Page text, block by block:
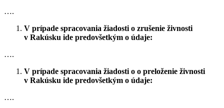
….
V prípade spracovania žiadosti o zrušenie živnosti
v Rakúsku ide predovšetkým o údaje:
….
V prípade spracovania žiadosti o o preloženie živnosti
v Rakúsku ide predovšetkým o údaje:
….